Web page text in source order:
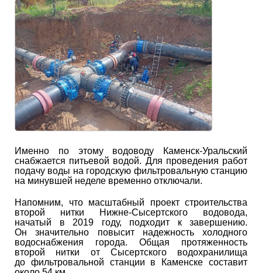
Именно по этому водоводу Каменск-Уральский
снабжается питьевой водой. Для проведения работ
подачу воды на городскую фильтровальную станцию
на минувшей неделе временно отключали.
Напомним, что масштабный проект строительства
второй нитки Нижне-Сысертского водовода,
начатый в 2019 году, подходит к завершению.
Он значительно повысит надежность холодного
водоснабжения города. Общая протяженность
второй нитки от Сысертского водохранилища
до фильтровальной станции в Каменске составит